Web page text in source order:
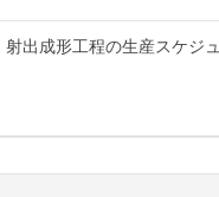
射出成形工程の生産スケジ